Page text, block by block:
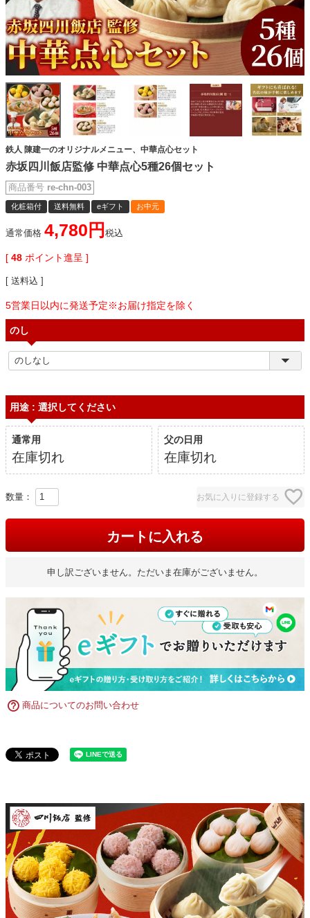
鉄人 陳建一のオリジナルメニュー、中華点心セット
赤坂四川飯店監修 中華点心5種26個セット
商品番号 re-chn-003
化粧箱付 送料無料 eギフト お中元
通常価格 4,780 税込
[ 48 ポイント進呈 ]
送料込
5営業日以内に発送予定※お届け指定を除く
のし
用途 選択してください
通常用
在庫切れ
父の日用
在庫切れ
お気に入りに登録する
カートに入れる
申し訳ございません。ただいま在庫がございません。
商品についてのお問い合わせ